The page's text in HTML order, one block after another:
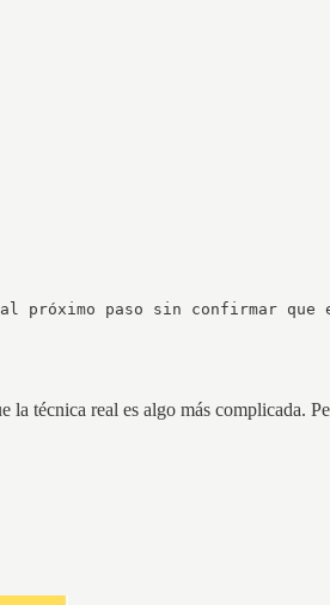
la técnica real es algo más complicada.